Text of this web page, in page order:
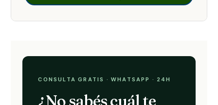
CONSULTA GRATIS · WHATSAPP · 24H
¿No sabés cuál te